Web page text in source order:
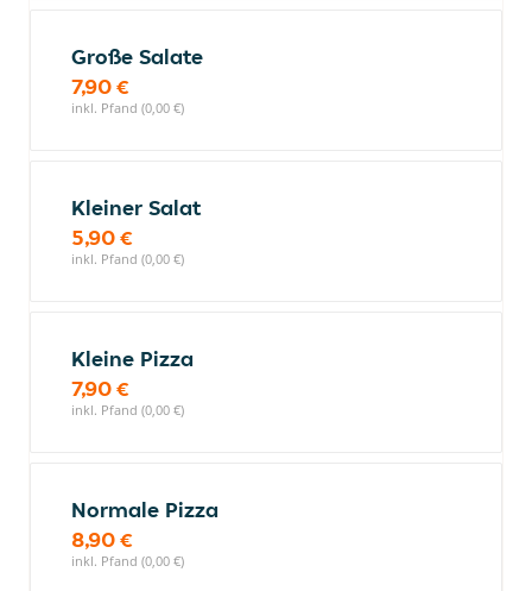
Große Salate
7,90 €
inkl. Pfand (0,00 €)
Kleiner Salat
5,90 €
inkl. Pfand (0,00 €)
Kleine Pizza
7,90 €
inkl. Pfand (0,00 €)
Normale Pizza
8,90 €
inkl. Pfand (0,00 €)